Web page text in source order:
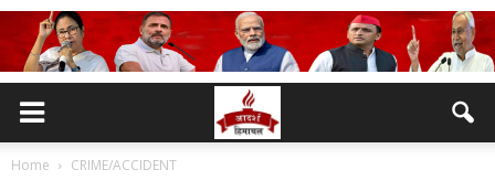
Home CRIME/ACCIDENT